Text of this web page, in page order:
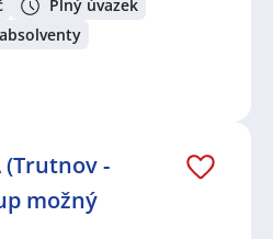
Plný úvazek
(Trutnov -
možný